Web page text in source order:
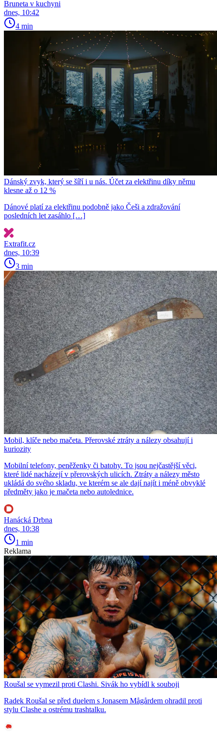
Bruneta v kuchyni
dnes, 10:42
4 min
Dánský zvyk, který se šíří i u nás. Účet za elektřinu díky němu
klesne až o 12 %
Dánové platí za elektřinu podobně jako Češi a zdražování
posledních let zasáhlo […]
Extrafit.cz
dnes, 10:39
3 min
Mobil, klíče nebo mačeta. Přerovské ztráty a nálezy obsahují i
kuriozity
Mobilní telefony, peněženky či batohy. To jsou nejčastější věci,
které lidé nacházejí v přerovských ulicích. Ztráty a nálezy město
ukládá do svého skladu, ve kterém se ale dají najít i méně obvyklé
předměty jako je mačeta nebo autolednice.
Hanácká Drbna
dnes, 10:38
1 min
Reklama
Roušal se vymezil proti Clashi. Sivák ho vybídl k souboji
Radek Roušal se před duelem s Jonasem Mågårdem ohradil proti
stylu Clashe a ostrému trashtalku.